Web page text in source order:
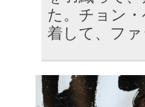
た。チョン
着して、フ